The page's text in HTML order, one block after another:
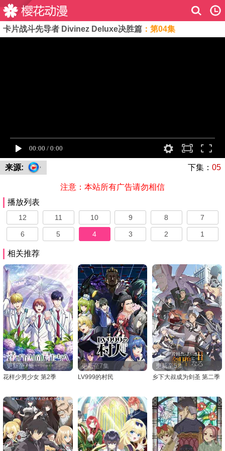
卡片战斗先导者 Divinez Deluxe决胜篇 ：第04集
来源: 下集： 05
注意：本站所有广告请勿相信
播放列表
12 11 10 9 8 7
6 5 4 3 2 1
相关推荐
更新至7集
花样少男少女 第2季
更新至7集
LV999的村民
更新至5集
乡下大叔成为剑圣 第二季